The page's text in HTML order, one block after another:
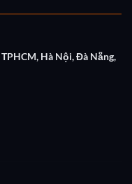
TPHCM, Hà Nội, Đà Nẵng,